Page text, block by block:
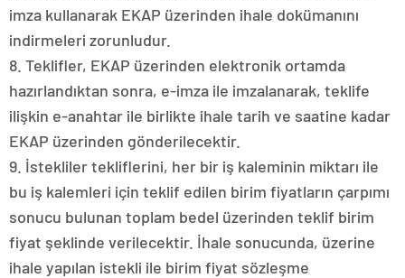
imza kullanarak EKAP üzerinden ihale dokümanını
indirmeleri zorunludur.
8. Teklifler, EKAP üzerinden elektronik ortamda
hazırlandıktan sonra, e-imza ile imzalanarak, teklife
ilişkin e-anahtar ile birlikte ihale tarih ve saatine kadar
EKAP üzerinden gönderilecektir.
9. İstekliler tekliflerini, her bir iş kaleminin miktarı ile
bu iş kalemleri için teklif edilen birim fiyatların çarpımı
sonucu bulunan toplam bedel üzerinden teklif birim
fiyat şeklinde verilecektir. İhale sonucunda, üzerine
ihale yapılan istekli ile birim fiyat sözleşme